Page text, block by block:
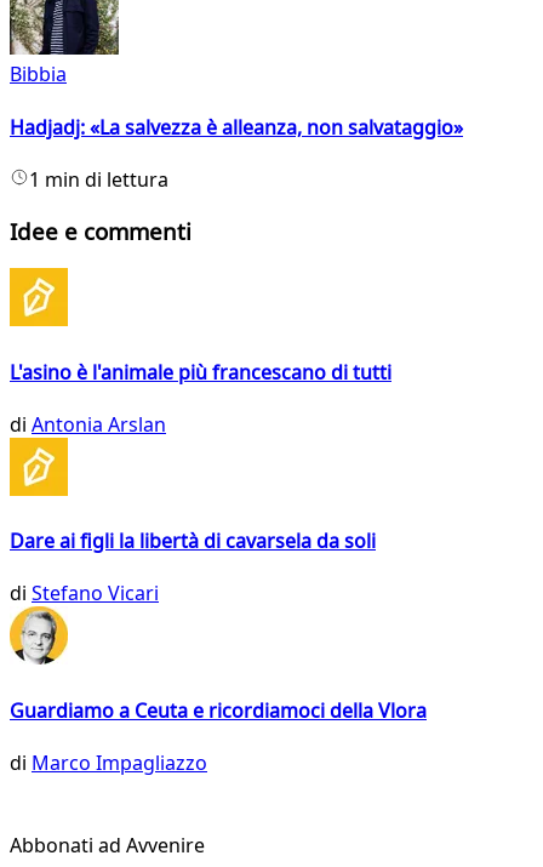
Bibbia
Hadjadj: «La salvezza è alleanza, non salvataggio»
1 min di lettura
Idee e commenti
L'asino è l'animale più francescano di tutti
di Antonia Arslan
Dare ai figli la libertà di cavarsela da soli
di Stefano Vicari
Guardiamo a Ceuta e ricordiamoci della Vlora
di Marco Impagliazzo
Abbonati ad Avvenire